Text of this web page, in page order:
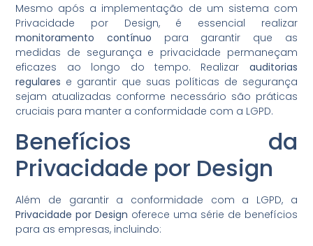
Mesmo após a implementação de um sistema com
Privacidade por Design, é essencial realizar
monitoramento contínuo para garantir que as
medidas de segurança e privacidade permaneçam
eficazes ao longo do tempo. Realizar auditorias
regulares e garantir que suas políticas de segurança
sejam atualizadas conforme necessário são práticas
cruciais para manter a conformidade com a LGPD.
Benefícios da
Privacidade por Design
Além de garantir a conformidade com a LGPD, a
Privacidade por Design oferece uma série de benefícios
para as empresas, incluindo: